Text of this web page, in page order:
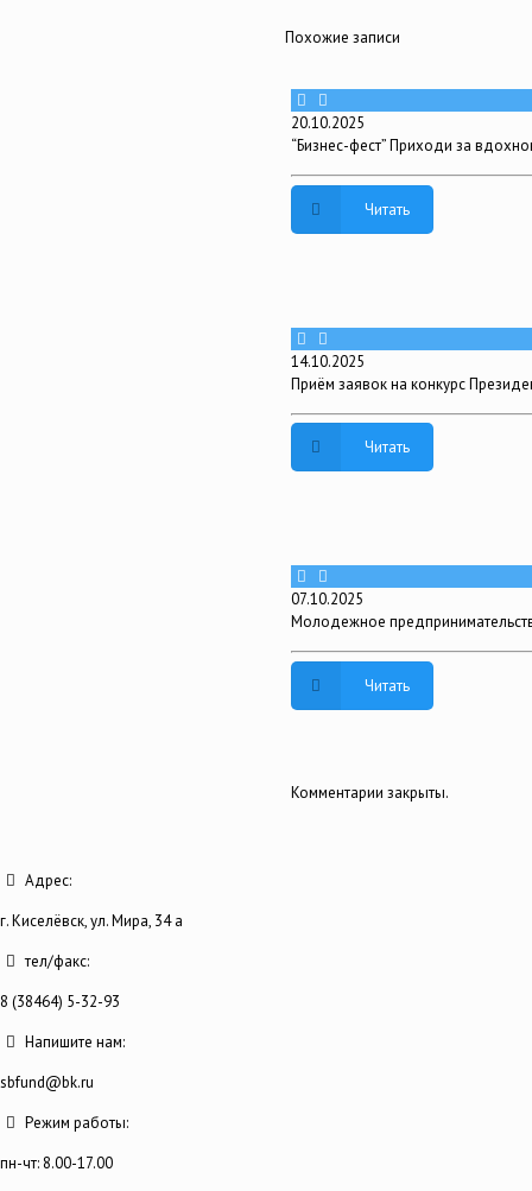
Похожие записи
20.10.2025
“Бизнес-фест” Приходи за
Читать
14.10.2025
Приём заявок на конкурс
Читать
07.10.2025
Молодежное
Читать
Комментарии закрыты.
Адрес:
г. Киселёвск, ул. Мира, 34 а
тел/факс:
8 (38464) 5-32-93
Напишите нам:
sbfund@bk.ru
Режим работы:
пн-чт: 8.00-17.00